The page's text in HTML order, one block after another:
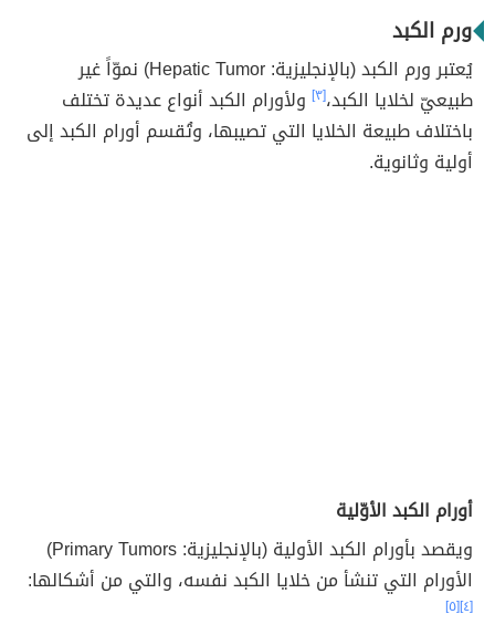
ورم الكبد
يُعتبر ورم الكبد (بالإنجليزية: Hepatic Tumor) نموّاً غير
طبيعيّ لخلايا الكبد،[٣]
ولأورام الكبد أنواع عديدة تختلف
باختلاف طبيعة الخلايا التي تصيبها، وتُقسم أورام الكبد إلى
أولية وثانوية.
أورام الكبد الأوّلية
ويقصد بأورام الكبد الأولية (بالإنجليزية: Primary Tumors)
الأورام التي تنشأ من خلايا الكبد نفسه، والتي من أشكالها:
[٤] [٥]